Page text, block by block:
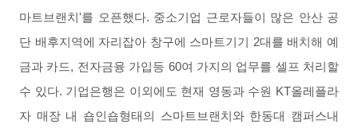
마트브랜치'를 오픈했다. 중소기업 근로자들이 많은 안산 공
단 배후지역에 자리잡아 창구에 스마트기기 2대를 배치해 예
금과 카드, 전자금융 가입등 60여 가지의 업무를 셀프 처리할
수 있다. 기업은행은 이외에도 현재 영동과 수원 KT올레플라
자 매장 내 숍인숍형태의 스마트브랜치와 한동대 캠퍼스내